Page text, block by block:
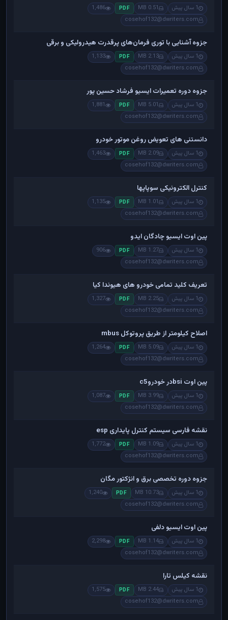
1 سال پیش 0.51 MB
PDF
1,486
cosehof132@dwriters.com
جزوه آشنایی با توری فرمان‌های پرقدرت هیدرولیکی و برقی
1 سال پیش 2.13 MB
PDF
1,133
cosehof132@dwriters.com
جزوه دوره تعمیرات ایسیو فرشاد حسین پور
1 سال پیش 5.01 MB
PDF
1,881
cosehof132@dwriters.com
دانستنی های تعویض روغن موتور خودرو
1 سال پیش 2.09 MB
PDF
1,463
cosehof132@dwriters.com
کنترل الکترونیکی سوپاپها
1 سال پیش 1.01 MB
PDF
1,135
cosehof132@dwriters.com
پین اوت ایسیو چادگان ایدو
1 سال پیش 1.27 MB
PDF
906
cosehof132@dwriters.com
تعریف کلید تمامی خودرو های هیوندا کیا
1 سال پیش 2.25 MB
PDF
1,327
cosehof132@dwriters.com
اصلاح کیلومتر از طریق پروتوکل mbus
1 سال پیش 5.09 MB
PDF
1,264
cosehof132@dwriters.com
پین اوت bsiدر خودروc5
1 سال پیش 3.99 MB
PDF
1,087
cosehof132@dwriters.com
نقشه فارسی سیستم کنترل پایداری esp
1 سال پیش 1.09 MB
PDF
1,772
cosehof132@dwriters.com
جزوه دوره تخصصی برق و انژکتور مگان
1 سال پیش 10.73 MB
PDF
1,240
cosehof132@dwriters.com
پین اوت ایسیو دلفی
1 سال پیش 1.14 MB
PDF
2,298
cosehof132@dwriters.com
نقشه کیلس تارا
1 سال پیش 2.44 MB
PDF
1,575
cosehof132@dwriters.com